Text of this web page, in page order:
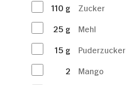
110 g
Zucker
25 g
Mehl
15 g
Puderzucker
2
Mango